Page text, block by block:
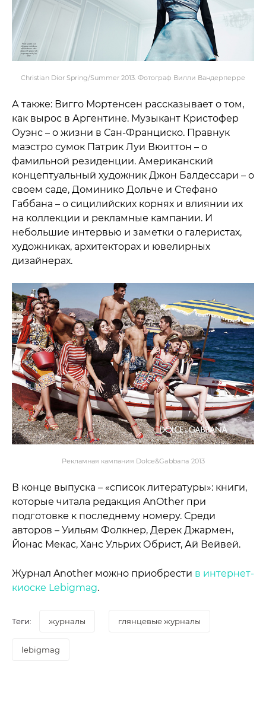
Christian Dior Spring/Summer 2013. Фотограф Вилли Вандерперре
А также: Вигго Мортенсен рассказывает о том,
как вырос в Аргентине. Музыкант Кристофер
Оуэнс – о жизни в Сан-Франциско. Правнук
маэстро сумок Патрик Луи Вюиттон – о
фамильной резиденции. Американский
концептуальный художник Джон Балдессари – о
своем саде, Доминико Дольче и Стефано
Габбана – о сицилийских корнях и влиянии их
на коллекции и рекламные кампании. И
небольшие интервью и заметки о галеристах,
художниках, архитекторах и ювелирных
дизайнерах.
Рекламная кампания Dolce&Gabbana 2013
В конце выпуска – «список литературы»: книги,
которые читала редакция AnOther при
подготовке к последнему номеру. Среди
авторов – Уильям Фолкнер, Дерек Джармен,
Йонас Мекас, Ханс Ульрих Обрист, Ай Вейвей.
Журнал Another можно приобрести в интернет-
киоске Lebigmag.
Теги: журналы глянцевые журналы
lebigmag